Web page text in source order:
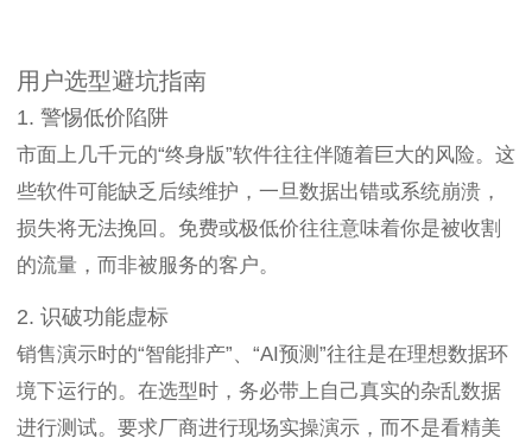
用户选型避坑指南
1. 警惕低价陷阱
市面上几千元的“终身版”软件往往伴随着巨大的风险。这
些软件可能缺乏后续维护，一旦数据出错或系统崩溃，
损失将无法挽回。免费或极低价往往意味着你是被收割
的流量，而非被服务的客户。
2. 识破功能虚标
销售演示时的“智能排产”、“AI预测”往往是在理想数据环
境下运行的。在选型时，务必带上自己真实的杂乱数据
进行测试。要求厂商进行现场实操演示，而不是看精美